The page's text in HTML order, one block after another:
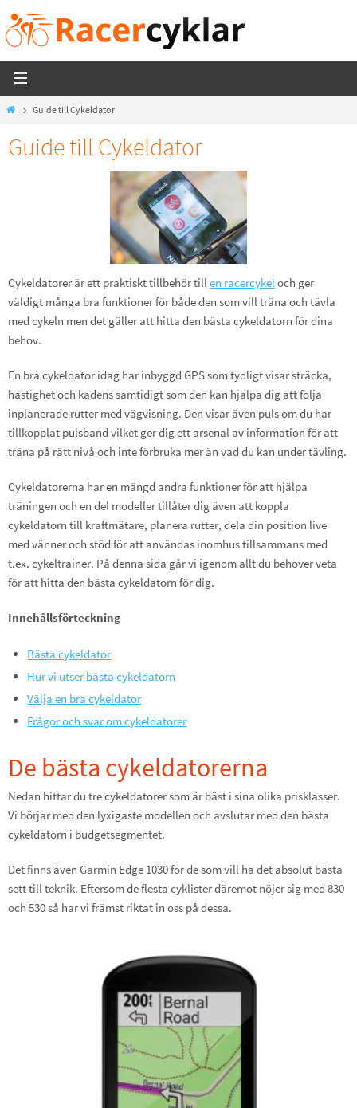
till
innehållet
HomeGuide till Cykeldator
Guide till Cykeldator
Cykeldatorer är ett praktiskt tillbehör tillen racercykeloch ger
väldigt många bra funktioner för både den som vill träna och tävla
med cykeln men det gäller att hitta den bästa cykeldatorn för dina
behov.
En bra cykeldator idag har inbyggd GPS som tydligt visar sträcka,
hastighet och kadens samtidigt som den kan hjälpa dig att följa
inplanerade rutter med vägvisning. Den visar även puls om du har
tillkopplat pulsband vilket ger dig ett arsenal av information för att
träna på rätt nivå och inte förbruka mer än vad du kan under tävling.
Cykeldatorerna har en mängd andra funktioner för att hjälpa
träningen och en del modeller tillåter dig även att koppla
cykeldatorn till kraftmätare, planera rutter, dela din position live
med vänner och stöd för att användas inomhus tillsammans med
t.ex. cykeltrainer. På denna sida går vi igenom allt du behöver veta
för att hitta den bästa cykeldatorn för dig.
Innehållsförteckning
Bästa cykeldator
Hur vi utser bästa cykeldatorn
Välja en bra cykeldator
Frågor och svar om cykeldatorer
De bästa cykeldatorerna
Nedan hittar du tre cykeldatorer som är bäst i sina olika prisklasser.
Vi börjar med den lyxigaste modellen och avslutar med den bästa
cykeldatorn i budgetsegmentet.
Det finns även Garmin Edge 1030 för de som vill ha det absolut bästa
sett till teknik. Eftersom de flesta cyklister däremot nöjer sig med 830
och 530 så har vi främst riktat in oss på dessa.